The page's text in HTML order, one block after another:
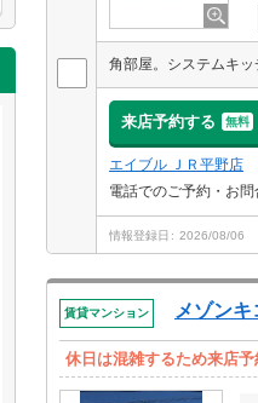
角部屋。システムキ
来店予約する 無料
エイブル ＪＲ平野店
電話でのご予約・お問
情報登録日 2026/08/06
賃貸マンション メゾンキ
休日は混雑するため来店予